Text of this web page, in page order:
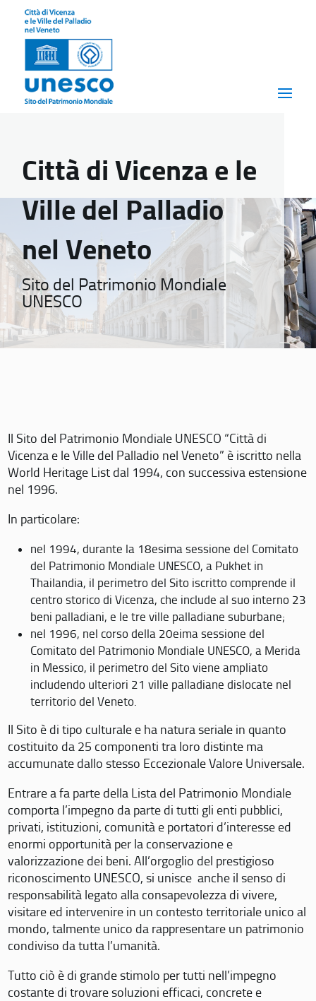
Città di Vicenza e le
Ville del Palladio
nel Veneto
Sito del Patrimonio Mondiale
UNESCO
Il Sito del Patrimonio Mondiale UNESCO “Città di
Vicenza e le Ville del Palladio nel Veneto” è iscritto nella
World Heritage List dal 1994, con successiva estensione
nel 1996.
In particolare:
nel 1994, durante la 18esima sessione del Comitato
del Patrimonio Mondiale UNESCO, a Pukhet in
Thailandia, il perimetro del Sito iscritto comprende il
centro storico di Vicenza, che include al suo interno 23
beni palladiani, e le tre ville palladiane suburbane;
nel 1996, nel corso della 20eima sessione del
Comitato del Patrimonio Mondiale UNESCO, a Merida
in Messico, il perimetro del Sito viene ampliato
includendo ulteriori 21 ville palladiane dislocate nel
territorio del Veneto.
Il Sito è di tipo culturale e ha natura seriale in quanto
costituito da 25 componenti tra loro distinte ma
accumunate dallo stesso Eccezionale Valore Universale.
Entrare a fa parte della Lista del Patrimonio Mondiale
comporta l’impegno da parte di tutti gli enti pubblici,
privati, istituzioni, comunità e portatori d’interesse ed
enormi opportunità per la conservazione e
valorizzazione dei beni. All’orgoglio del prestigioso
riconoscimento UNESCO, si unisce anche il senso di
responsabilità legato alla consapevolezza di vivere,
visitare ed intervenire in un contesto territoriale unico al
mondo, talmente unico da rappresentare un patrimonio
condiviso da tutta l’umanità.
Tutto ciò è di grande stimolo per tutti nell’impegno
costante di trovare soluzioni efficaci, concrete e